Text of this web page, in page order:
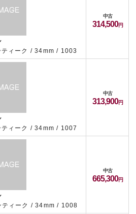
ィーク / 34mm / 1003
中古
314,500
ィーク / 34mm / 1007
中古
313,900
ティーク / 34mm / 1008
中古
665,300